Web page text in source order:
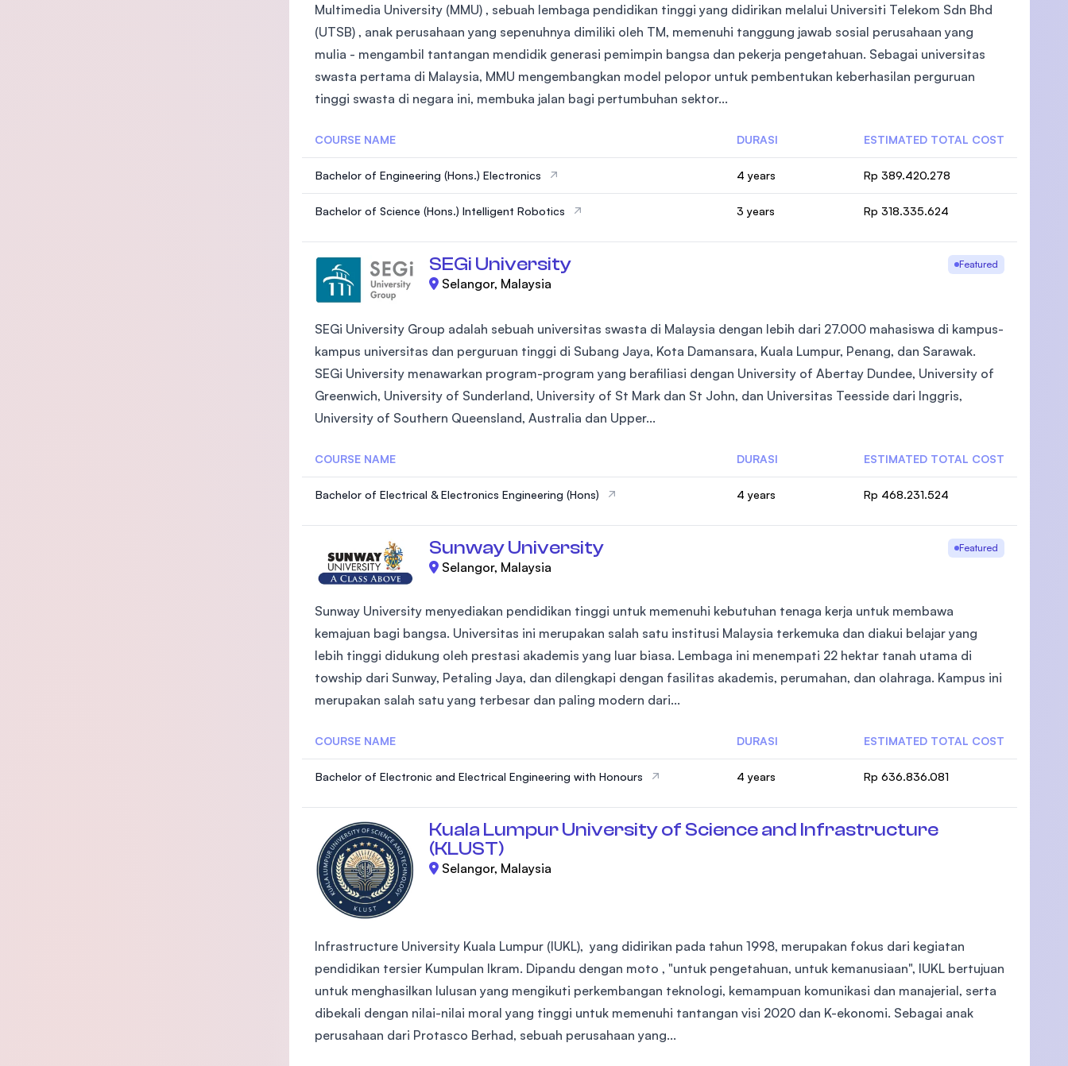
Multimedia University (MMU) , sebuah lembaga pendidikan tinggi yang didirikan melalui Universiti Telekom Sdn Bhd
(UTSB) , anak perusahaan yang sepenuhnya dimiliki oleh TM, memenuhi tanggung jawab sosial perusahaan yang
mulia - mengambil tantangan mendidik generasi pemimpin bangsa dan pekerja pengetahuan. Sebagai universitas
swasta pertama di Malaysia, MMU mengembangkan model pelopor untuk pembentukan keberhasilan perguruan
tinggi swasta di negara ini, membuka jalan bagi pertumbuhan sektor...
COURSE NAME DURASI ESTIMATED TOTAL COST
Bachelor of Engineering (Hons.) Electronics 4 years Rp 389.420.278
Bachelor of Science (Hons.) Intelligent Robotics 3 years Rp 318.335.624
SEGi University Featured
Selangor, Malaysia
SEGi University Group adalah sebuah universitas swasta di Malaysia dengan lebih dari 27.000 mahasiswa di kampus-
kampus universitas dan perguruan tinggi di Subang Jaya, Kota Damansara, Kuala Lumpur, Penang, dan Sarawak.
SEGi University menawarkan program-program yang berafiliasi dengan University of Abertay Dundee, University of
Greenwich, University of Sunderland, University of St Mark dan St John, dan Universitas Teesside dari Inggris,
University of Southern Queensland, Australia dan Upper...
COURSE NAME DURASI ESTIMATED TOTAL COST
Bachelor of Electrical & Electronics Engineering (Hons) 4 years Rp 468.231.524
Sunway University Featured
Selangor, Malaysia
Sunway University menyediakan pendidikan tinggi untuk memenuhi kebutuhan tenaga kerja untuk membawa
kemajuan bagi bangsa. Universitas ini merupakan salah satu institusi Malaysia terkemuka dan diakui belajar yang
lebih tinggi didukung oleh prestasi akademis yang luar biasa. Lembaga ini menempati 22 hektar tanah utama di
towship dari Sunway, Petaling Jaya, dan dilengkapi dengan fasilitas akademis, perumahan, dan olahraga. Kampus ini
merupakan salah satu yang terbesar dan paling modern dari...
COURSE NAME DURASI ESTIMATED TOTAL COST
Bachelor of Electronic and Electrical Engineering with Honours 4 years Rp 636.836.081
Kuala Lumpur University of Science and Infrastructure
(KLUST)
Selangor, Malaysia
Infrastructure University Kuala Lumpur (IUKL), yang didirikan pada tahun 1998, merupakan fokus dari kegiatan
pendidikan tersier Kumpulan Ikram. Dipandu dengan moto , "untuk pengetahuan, untuk kemanusiaan", IUKL bertujuan
untuk menghasilkan lulusan yang mengikuti perkembangan teknologi, kemampuan komunikasi dan manajerial, serta
dibekali dengan nilai-nilai moral yang tinggi untuk memenuhi tantangan visi 2020 dan K-ekonomi. Sebagai anak
perusahaan dari Protasco Berhad, sebuah perusahaan yang...